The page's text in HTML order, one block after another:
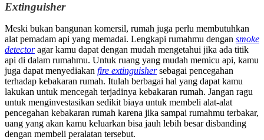
Extinguisher
Meski bukan bangunan komersil, rumah juga perlu membutuhkan
alat pemadam api yang memadai. Lengkapi rumahmu dengan smoke
detector agar kamu dapat dengan mudah mengetahui jika ada titik
api di dalam rumahmu. Untuk ruang yang mudah memicu api, kamu
juga dapat menyediakan fire extinguisher sebagai pencegahan
terhadap kebakaran rumah. Itulah berbagai hal yang dapat kamu
lakukan untuk mencegah terjadinya kebakaran rumah. Jangan ragu
untuk menginvestasikan sedikit biaya untuk membeli alat-alat
pencegahan kebakaran rumah karena jika sampai rumahmu terbakar,
uang yang akan kamu keluarkan bisa jauh lebih besar disbanding
dengan membeli peralatan tersebut.